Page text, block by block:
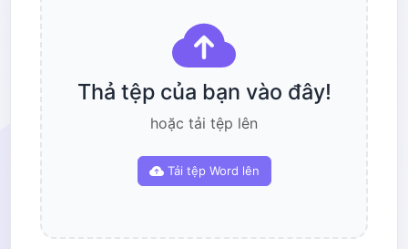
Thả tệp của bạn vào đây!
hoặc tải tệp lên
Tải tệp Word lên